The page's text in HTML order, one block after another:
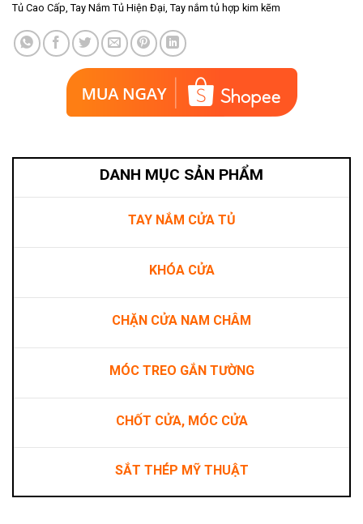
Tủ Cao Cấp Tay Nắm Tủ Hiện Đại Tay nắm tủ hợp kim kẽm
DANH MỤC SẢN PHẨM
TAY NẮM CỬA TỦ
KHÓA CỬA
CHẶN CỬA NAM CHÂM
MÓC TREO GẮN TƯỜNG
CHỐT CỬA, MÓC CỬA
SẮT THÉP MỸ THUẬT